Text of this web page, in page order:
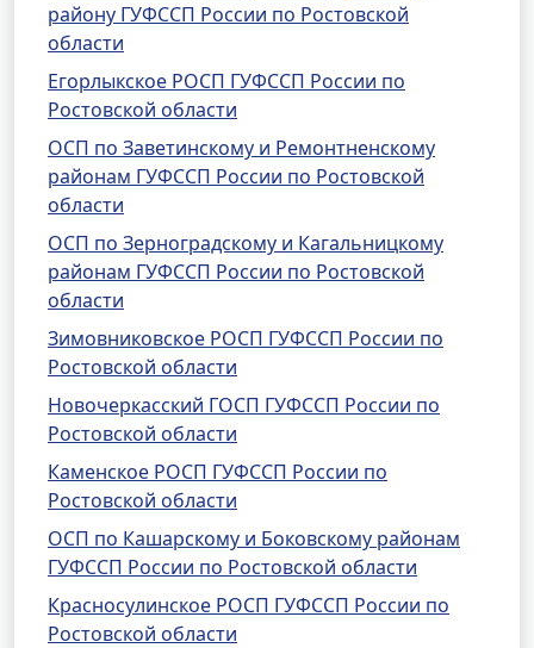
району ГУФССП России по Ростовской
области
Егорлыкское РОСП ГУФССП России по
Ростовской области
ОСП по Заветинскому и Ремонтненскому
районам ГУФССП России по Ростовской
области
ОСП по Зерноградскому и Кагальницкому
районам ГУФССП России по Ростовской
области
Зимовниковское РОСП ГУФССП России по
Ростовской области
Новочеркасский ГОСП ГУФССП России по
Ростовской области
Каменское РОСП ГУФССП России по
Ростовской области
ОСП по Кашарскому и Боковскому районам
ГУФССП России по Ростовской области
Красносулинское РОСП ГУФССП России по
Ростовской области